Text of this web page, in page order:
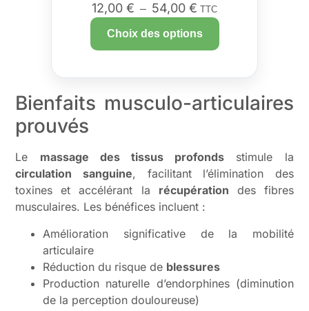
12,00 € – 54,00 € TTC
Choix des options
Bienfaits musculo-articulaires
prouvés
Le massage des tissus profonds stimule la
circulation sanguine, facilitant l’élimination des
toxines et accélérant la récupération des fibres
musculaires. Les bénéfices incluent :
Amélioration significative de la mobilité
articulaire
Réduction du risque de blessures
Production naturelle d’endorphines (diminution
de la perception douloureuse)